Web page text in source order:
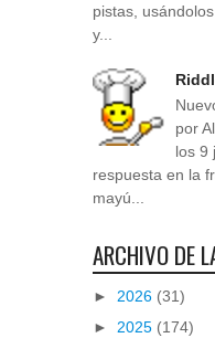
pistas,
y...
por
los 9
respuesta en la
mayú...
ARCHIVO DE
► 2026 (31)
► 2025 (174)